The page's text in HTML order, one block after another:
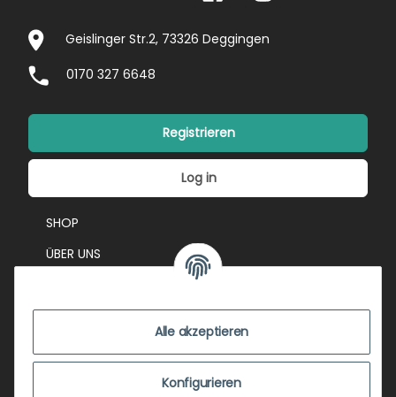
Alle akzeptieren
Konfigurieren
Geislinger Str.2, 73326 Deggingen
0170 327 6648
Registrieren
Log in
SHOP
ÜBER UNS